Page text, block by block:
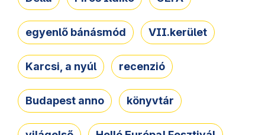
egyenlő bánásmód VII.kerület
Karcsi, a nyúl recenzió
Budapest anno könyvtár